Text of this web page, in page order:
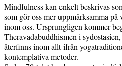
Mindfulness kan enkelt beskrivas
som gör oss mer uppmärksamma
inom oss. Ursprungligen kommer
Theravadabuddhismen i
återfinns inom allt ifrån
kontemplativa metoder.